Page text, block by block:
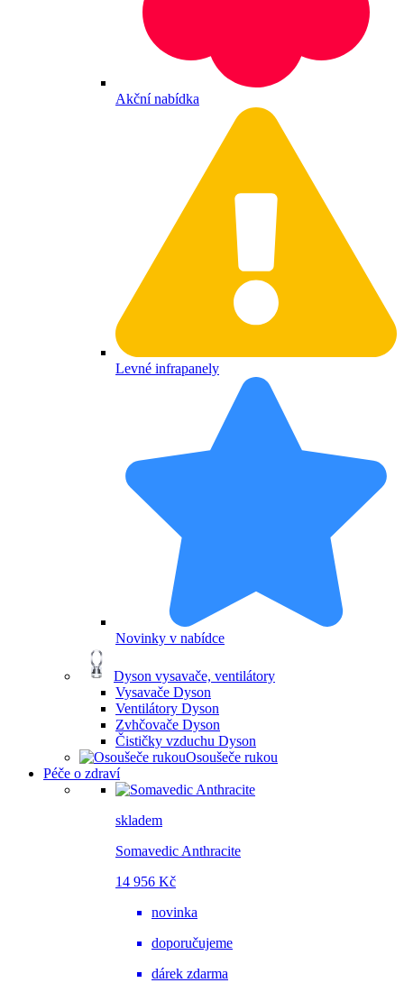
Akční nabídka
Levné infrapanely
Novinky v nabídce
Dyson vysavače, ventilátory
Vysavače Dyson
Ventilátory Dyson
Zvhčovače Dyson
Čističky vzduchu Dyson
Osoušeče rukou
Péče o zdraví
skladem
Somavedic Anthracite
14 956 Kč
novinka
doporučujeme
dárek zdarma